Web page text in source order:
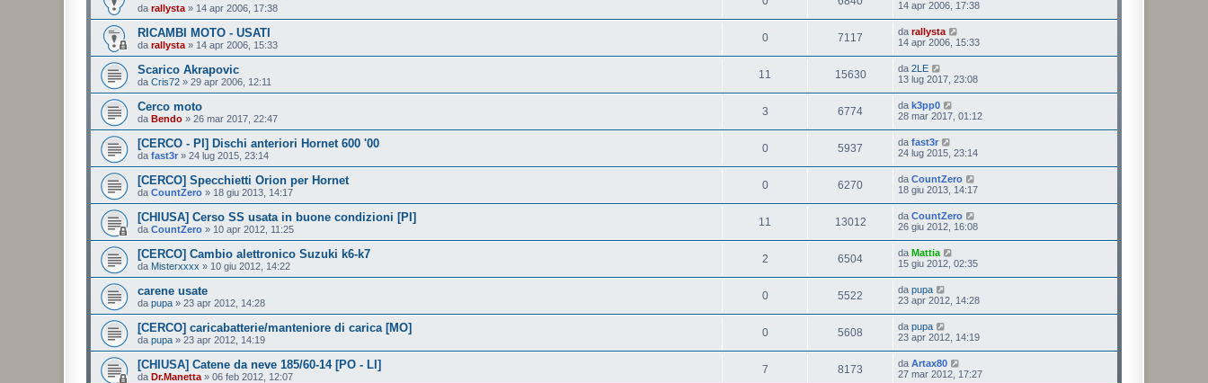
da rallysta » 14 apr 2006, 17:38
14 apr 2006, 17:38
RICAMBI MOTO - USATI
da rallysta » 14 apr 2006, 15:33
0 7117 da rallysta
14 apr 2006, 15:33
Scarico Akrapovic
da Cris72 » 29 apr 2006, 12:11
11 15630 da 2LE
13 lug 2017, 23:08
Cerco moto
da Bendo » 26 mar 2017, 22:47
3 6774 da k3pp0
28 mar 2017, 01:12
[CERCO - PI] Dischi anteriori Hornet 600 '00
da fast3r » 24 lug 2015, 23:14
0 5937 da fast3r
24 lug 2015, 23:14
[CERCO] Specchietti Orion per Hornet
da CountZero » 18 giu 2013, 14:17
0 6270 da CountZero
18 giu 2013, 14:17
[CHIUSA] Cerso SS usata in buone condizioni [PI]
da CountZero » 10 apr 2012, 11:25
11 13012 da CountZero
26 giu 2012, 16:08
[CERCO] Cambio alettronico Suzuki k6-k7
da Misterxxxx » 10 giu 2012, 14:22
2 6504 da Mattia
15 giu 2012, 02:35
carene usate
da pupa » 23 apr 2012, 14:28
0 5522 da pupa
23 apr 2012, 14:28
[CERCO] caricabatterie/manteniore di carica [MO]
da pupa » 23 apr 2012, 14:19
0 5608 da pupa
23 apr 2012, 14:19
[CHIUSA] Catene da neve 185/60-14 [PO - LI]
da Dr.Manetta » 06 feb 2012, 12:07
7 8173 da Artax80
27 mar 2012, 17:27